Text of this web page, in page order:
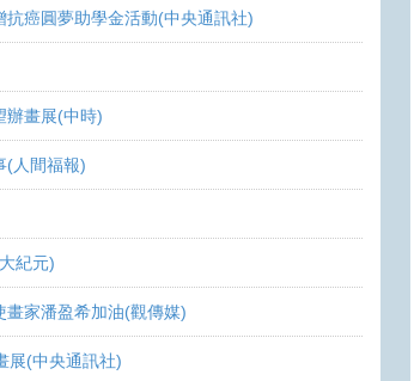
癌圓夢助學金活動(中央通訊社)
辦畫展(中時)
(人間福報)
紀元)
家潘盈希加油(觀傳媒)
展(中央通訊社)